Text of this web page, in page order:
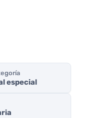
especial